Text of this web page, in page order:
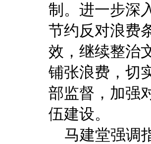
制。进一步深
节约反对浪费
效，继续整治
铺张浪费，切
部监督，加强
伍建设。
马建堂强调